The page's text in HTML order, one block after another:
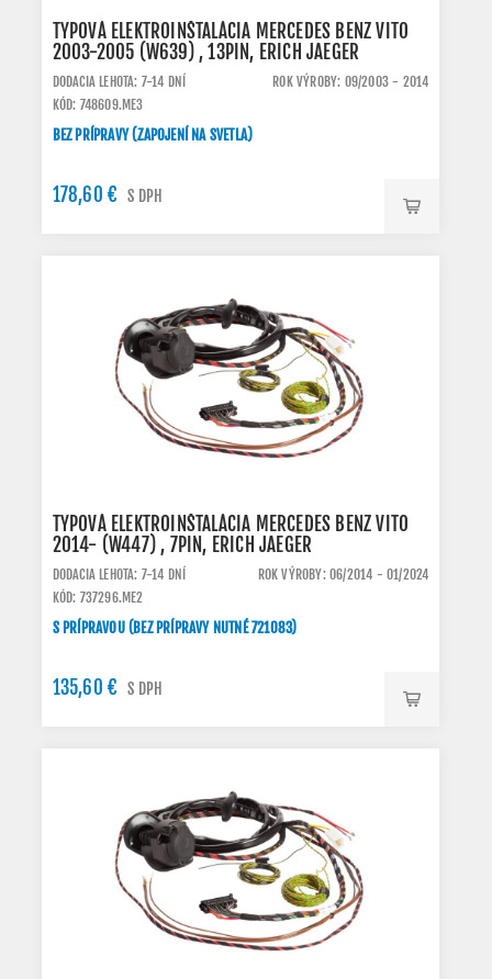
TYPOVÁ ELEKTROINŠTALÁCIA MERCEDES BENZ VITO
2003-2005 (W639) , 13PIN, ERICH JAEGER
DODACIA LEHOTA: 7-14 DNÍ
ROK VÝROBY: 09/2003 - 2014
KÓD: 748609.ME3
BEZ PRÍPRAVY (ZAPOJENÍ NA SVETLA)
178,60 € S DPH
TYPOVÁ ELEKTROINŠTALÁCIA MERCEDES BENZ VITO
2014- (W447) , 7PIN, ERICH JAEGER
DODACIA LEHOTA: 7-14 DNÍ
ROK VÝROBY: 06/2014 - 01/2024
KÓD: 737296.ME2
S PRÍPRAVOU (BEZ PRÍPRAVY NUTNÉ 721083)
135,60 € S DPH